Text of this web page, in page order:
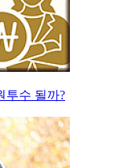
투수 될까?